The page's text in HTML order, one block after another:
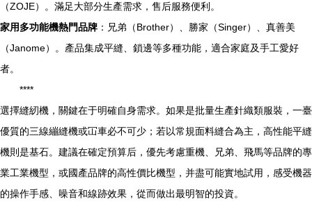
（ZOJE）。滿足大部分生產需求，售后服務便利。
家用多功能機熱門品牌 ：兄弟（Brother）、勝家（Singer）、真善美
（Janome）。產品集成平縫、鎖邊等多種功能，適合家庭及手工愛好
者。
****
選擇縫紉機，關鍵在于明確自身需求。如果是批量生產針織類服裝，一臺
優質的三線繃縫機或冚車必不可少；若以常規面料縫合為主，高性能平縫
機則是基石。建議在確定預算后，優先考慮重機、兄弟、飛馬等品牌的專
業工業機型，或國產品牌的高性價比機型，并盡可能實地試用，感受機器
的操作手感、噪音和線跡效果，從而做出最明智的投資。